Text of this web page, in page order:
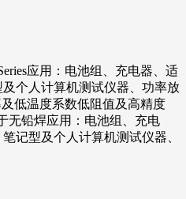
应用：电池组、充电器、适
个人计算机测试仪器、功率放
及低温度系数低阻值及高精度
无铅焊应用：电池组、充电
记型及个人计算机测试仪器、